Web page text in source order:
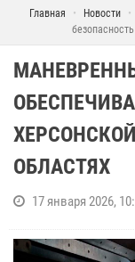
Главная Новости
ОБЛАСТЯХ
17 января 2026,